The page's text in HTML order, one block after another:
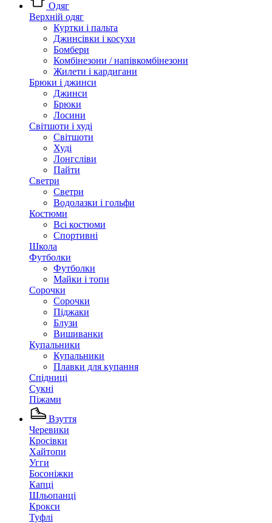
Одяг
Верхній одяг
Куртки і пальта
Джинсівки і косухи
Бомбери
Комбінезони / напівкомбінезони
Жилети і кардигани
Брюки і джинси
Джинси
Брюки
Лосини
Світшоти і худі
Світшоти
Худі
Лонгсліви
Пайти
Светри
Светри
Водолазки і гольфи
Костюми
Всі костюми
Спортивні
Школа
Футболки
Футболки
Майки і топи
Сорочки
Сорочки
Піджаки
Блузи
Вишиванки
Купальники
Купальники
Плавки для купання
Спідниці
Сукні
Піжами
Взуття
Черевики
Кросівки
Хайтопи
Угги
Босоніжки
Капці
Шльопанці
Крокси
Туфлі